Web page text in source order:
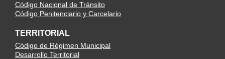
Código Nacional de Tránsito
Código Penitenciario y Carcelario
TERRITORIAL
Código de Régimen Municipal
Desarrollo Territorial